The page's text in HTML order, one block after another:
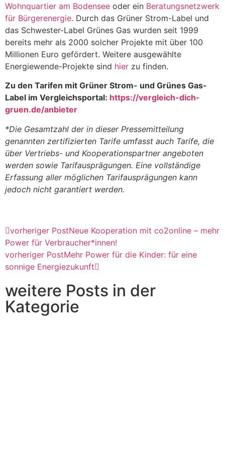
Wohnquartier am Bodensee oder ein Beratungsnetzwerk
für Bürgerenergie. Durch das Grüner Strom-Label und
das Schwester-Label Grünes Gas wurden seit 1999
bereits mehr als 2000 solcher Projekte mit über 100
Millionen Euro gefördert. Weitere ausgewählte
Energiewende-Projekte sind hier zu finden.
Zu den Tarifen mit Grüner Strom- und Grünes Gas-
Label im Vergleichsportal: https://vergleich-dich-
gruen.de/anbieter
*Die Gesamtzahl der in dieser Pressemitteilung
genannten zertifizierten Tarife umfasst auch Tarife, die
über Vertriebs- und Kooperationspartner angeboten
werden sowie Tarifausprägungen. Eine vollständige
Erfassung aller möglichen Tarifausprägungen kann
jedoch nicht garantiert werden.
vorheriger PostNeue Kooperation mit co2online – mehr
Power für Verbraucher*innen!
vorheriger PostMehr Power für die Kinder: für eine
sonnige Energiezukunft
weitere Posts in der
Kategorie